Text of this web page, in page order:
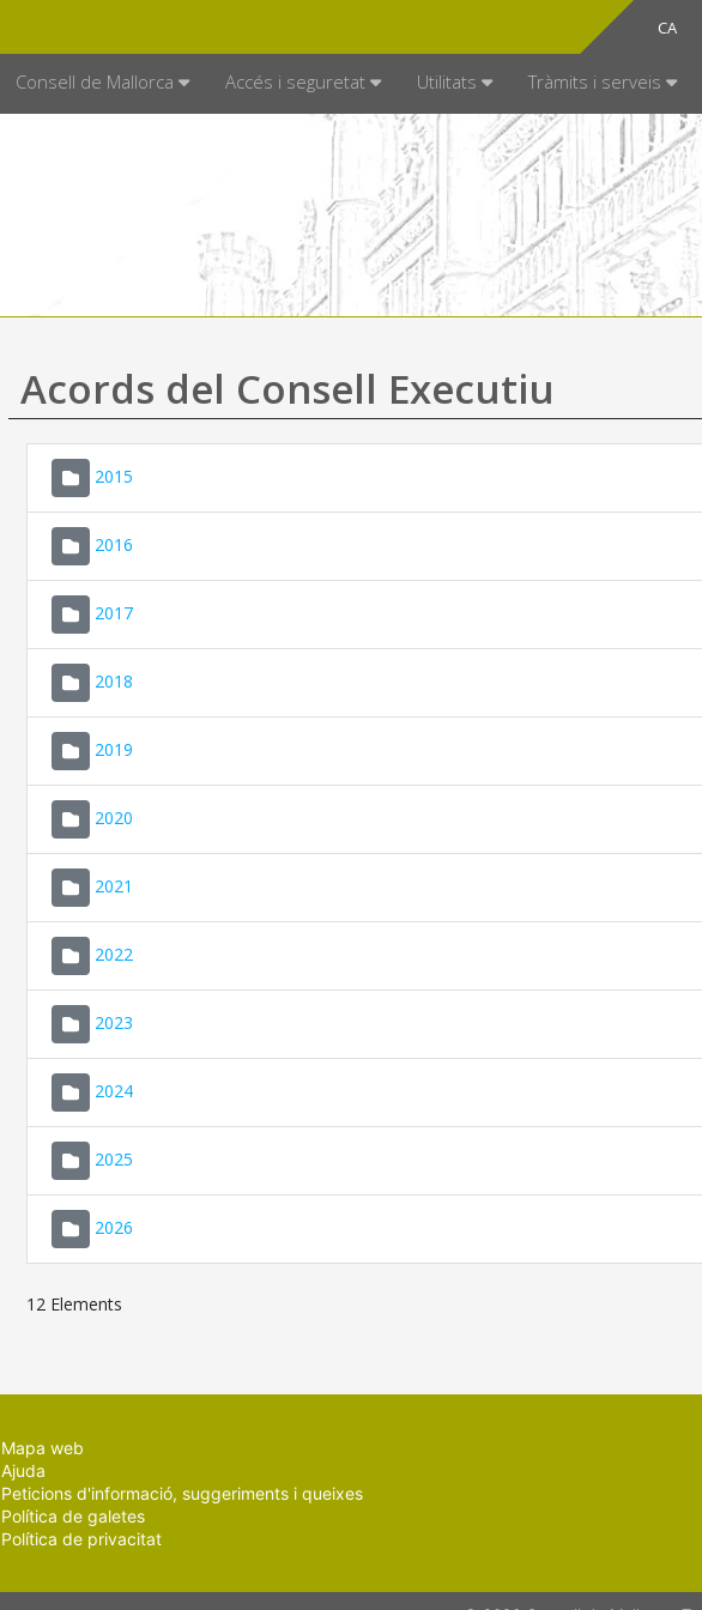
CA
ES
Consell de Mallorca Accés i seguretat Utilitats Tràmits i serveis
Acords del Consell Executiu
2015
2016
2017
2018
2019
2020
2021
2022
2023
2024
2025
2026
12 Elements
Mapa web
Ajuda
Peticions d'informació, suggeriments i queixes
Política de galetes
Política de privacitat